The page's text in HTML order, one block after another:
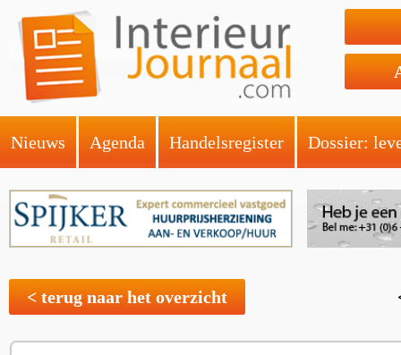
Nieuws Agenda Handelsregister Dossier:
< terug naar het overzicht